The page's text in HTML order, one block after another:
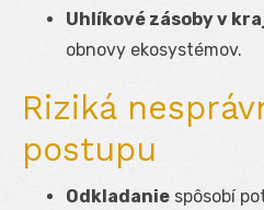
Uhlíkové zásoby v
obnovy ekosystémov.
Riziká
postupu
Odkladanie spôsobí